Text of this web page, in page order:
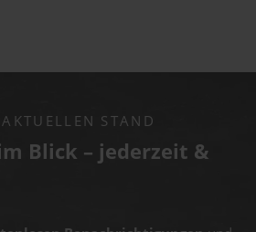
STAND
Blick – jederzeit &